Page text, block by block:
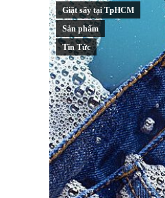
Giặt sấy tại TpHCM
Sản phẩm
Tin Tức